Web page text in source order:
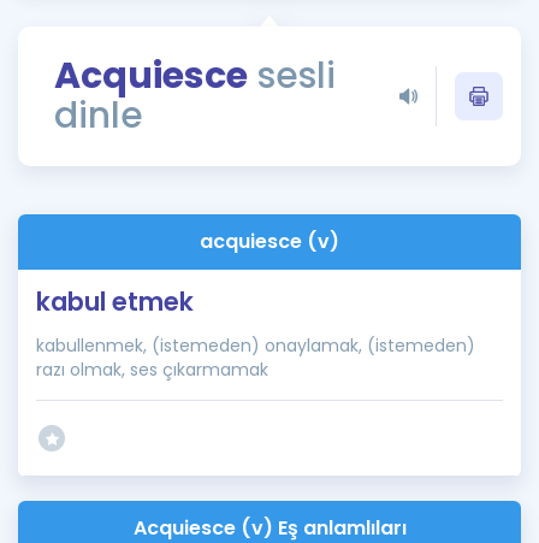
Rehberlik Aracı
ÖSYM Sınav Takvimi
İngilizce Gramer
Acquiesce sesli
dinle
acquiesce (v)
kabul etmek
kabullenmek, (istemeden) onaylamak, (istemeden)
razı olmak, ses çıkarmamak
Acquiesce (v) Eş anlamlıları